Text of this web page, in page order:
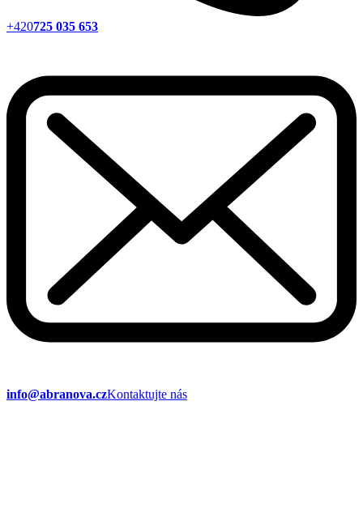
+420725 035 653
info@abranova.czKontaktujte nás